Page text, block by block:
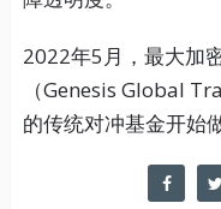
2022年5月，最大加
（Genesis Global
的传统对冲基金开始